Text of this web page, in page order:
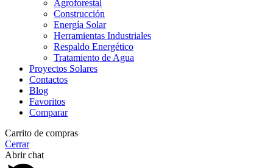
Agroforestal
Construcción
Energía Solar
Herramientas Industriales
Respaldo Energético
Tratamiento de Agua
Proyectos Solares
Contactos
Blog
Favoritos
Comparar
Carrito de compras
Cerrar
Abrir chat